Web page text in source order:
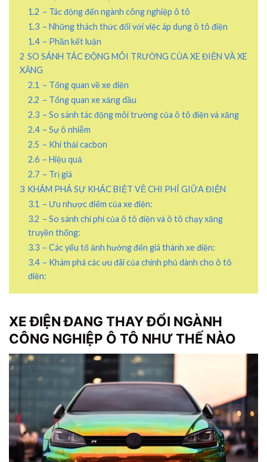
1.2 – Tác động đến ngành công nghiệp ô tô
1.3 – Những thách thức đối với việc áp dụng ô tô điện
1.4 – Phần kết luận
2 SO SÁNH TÁC ĐỘNG MÔI TRƯỜNG CỦA XE ĐIỆN VÀ XE
XĂNG
2.1 – Tổng quan về xe điện
2.2 – Tổng quan xe xăng dầu
2.3 – So sánh tác động môi trường của ô tô điện và xăng
2.4 – Sự ô nhiễm
2.5 – Khí thải cacbon
2.6 – Hiệu quả
2.7 – Trị giá
3 KHÁM PHÁ SỰ KHÁC BIỆT VỀ CHI PHÍ GIỮA ĐIỆN
3.1 – Ưu nhược điểm của xe điện:
3.2 – So sánh chi phí của ô tô điện và ô tô chạy xăng
truyền thống:
3.3 – Các yếu tố ảnh hưởng đến giá thành xe điện:
3.4 – Khám phá các ưu đãi của chính phủ dành cho ô tô
điện:
XE ĐIỆN ĐANG THAY ĐỔI NGÀNH
CÔNG NGHIỆP Ô TÔ NHƯ THẾ NÀO